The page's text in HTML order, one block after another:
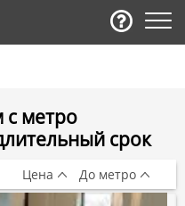
с метро
срок
Цена До метро